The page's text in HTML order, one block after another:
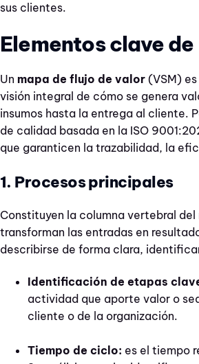
sus clientes.
Elementos clave
Un mapa de flujo de valor (VSM)
visión integral de cómo se genera
insumos hasta la entrega al cliente.
de calidad basada en la ISO
que garanticen la trazabilidad, la
1. Procesos principales
Constituyen la columna vertebral
transforman las entradas en
describirse de forma clara,
Identificación de etapas
actividad que aporte valor o
cliente o de la organización.
Tiempo de ciclo: es el tiempo